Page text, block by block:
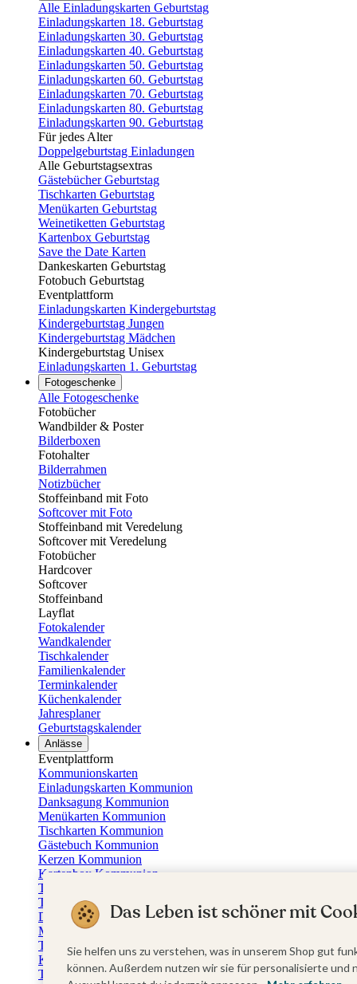
Alle Einladungskarten Geburtstag
Einladungskarten 18. Geburtstag
Einladungskarten 30. Geburtstag
Einladungskarten 40. Geburtstag
Einladungskarten 50. Geburtstag
Einladungskarten 60. Geburtstag
Einladungskarten 70. Geburtstag
Einladungskarten 80. Geburtstag
Einladungskarten 90. Geburtstag
Für jedes Alter
Doppelgeburtstag Einladungen
Alle Geburtstagsextras
Gästebücher Geburtstag
Tischkarten Geburtstag
Menükarten Geburtstag
Weinetiketten Geburtstag
Kartenbox Geburtstag
Save the Date Karten
Dankeskarten Geburtstag
Fotobuch Geburtstag
Eventplattform
Einladungskarten Kindergeburtstag
Kindergeburtstag Jungen
Kindergeburtstag Mädchen
Kindergeburtstag Unisex
Einladungskarten 1. Geburtstag
Fotogeschenke
Alle Fotogeschenke
Fotobücher
Wandbilder & Poster
Bilderboxen
Fotohalter
Bilderrahmen
Notizbücher
Stoffeinband mit Foto
Softcover mit Foto
Stoffeinband mit Veredelung
Softcover mit Veredelung
Fotobücher
Hardcover
Softcover
Stoffeinband
Layflat
Fotokalender
Wandkalender
Tischkalender
Familienkalender
Terminkalender
Küchenkalender
Jahresplaner
Geburtstagskalender
Anlässe
Eventplattform
Kommunionskarten
Einladungskarten Kommunion
Danksagung Kommunion
Menükarten Kommunion
Tischkarten Kommunion
Gästebuch Kommunion
Kerzen Kommunion
Kartenbox Kommunion
Taufkarten
Taufeinladungen
Dankeskarten Taufe
Menükarten Taufe
Tischkarten Taufe
Kirchenheft Taufe
Taufkerzen
Das Leben ist schöner mit
Sie helfen uns zu verstehen, was in unserem Shop gut
können. Außerdem nutzen wir sie für personalisierte